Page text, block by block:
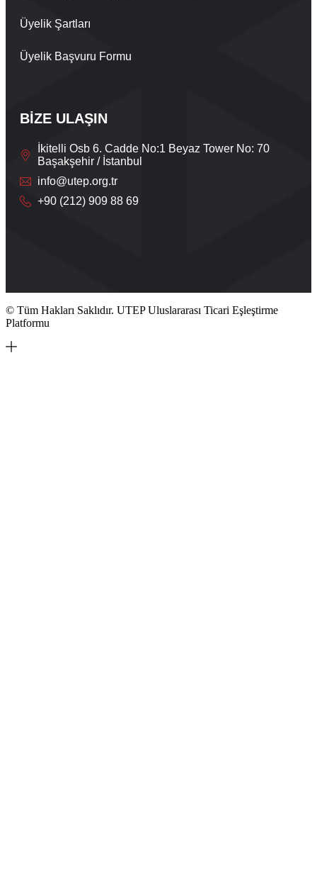
Üyelik Şartları
Üyelik Başvuru Formu
BİZE ULAŞIN
İkitelli Osb 6. Cadde No:1 Beyaz Tower No: 70
Başakşehir / İstanbul
info@utep.org.tr
+90 (212) 909 88 69
© Tüm Hakları Saklıdır. UTEP Uluslararası Ticari Eşleştirme
Platformu